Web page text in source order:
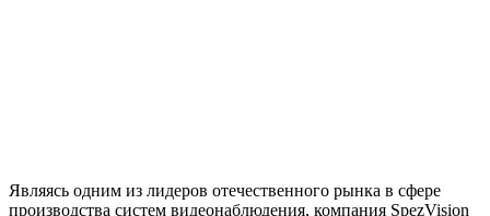
Являясь одним из лидеров отечественного рынка в сфере
производства систем видеонаблюдения, компания SpezVision